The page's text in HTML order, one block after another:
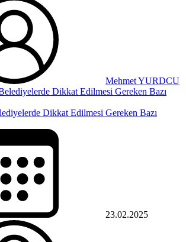
Mehmet YURDCU
Dikkat Edilmesi Gereken Bazı
23.02.2025